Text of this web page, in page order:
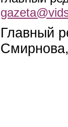
Главный